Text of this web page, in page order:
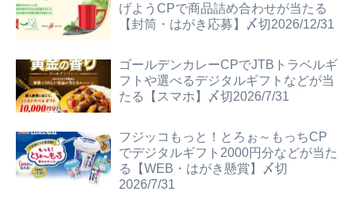
げようCPで商品詰め合わせが当たる
【封筒・はがき応募】〆切2026/12/31
ゴールデンカレーCPでJTBトラベルギ
フトや選べるデジタルギフトなどが当
たる【スマホ】〆切2026/7/31
フジッコもっと！とろぉ～もっちCP
でデジタルギフト2000円分などが当た
る【WEB・はがき懸賞】〆切
2026/7/31